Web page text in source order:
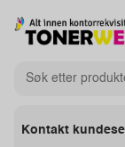
Kontakt